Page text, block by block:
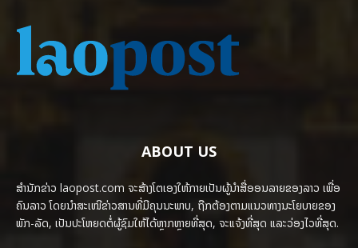
ABOUT US
ສຳນັກຂ່າວ laopost.com ຈະສ້າງໂຕເອງໃຫ້ກາຍເປັນຜູ້ນຳສື່ອອນລາຍຂອງລາວ ເພື່ອ
ຄົນລາວ ໂດຍນຳສະເໜີຂ່າວສານທີ່ມີຄຸນນະພາບ, ຖືກຕ້ອງຕາມແນວທາງນະໂຍບາຍຂອງ
ພັກ-ລັດ, ເປັນປະໂຫຍດຕໍ່ຜູ້ຊົມໃຫ້ໄດ້ຫຼາກຫຼາຍທີ່ສຸດ, ຈະແຈ້ງທີ່ສຸດ ແລະວ່ອງໄວທີ່ສຸດ.